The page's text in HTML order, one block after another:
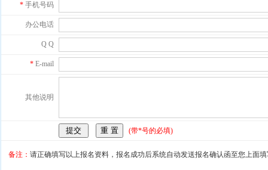
* 手机号码
办公电话
Q Q
* E-mail
其他说明
(带*号的必填)
备注： 请正确填写以上报名资料，报名成功后系统自动发送报名确认函至您上面